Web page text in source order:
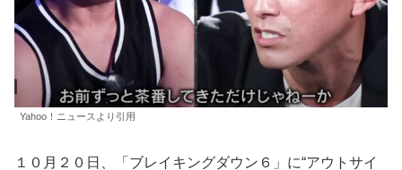
Yahoo！ニュースより引用
１０月２０日、「ブレイキングダウン６」に“アウトサイ